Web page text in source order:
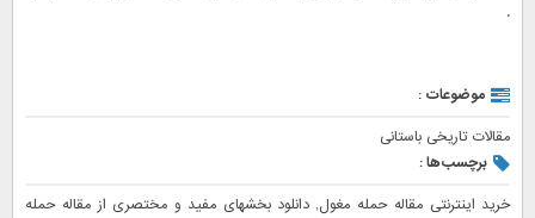
.
موضوعات :
مقالات تاریخی باستانی
برچسب‌ها :
خرید اینترنتی مقاله حمله مغول,دانلود بخشهای مفید و مختصری از مقاله حمله